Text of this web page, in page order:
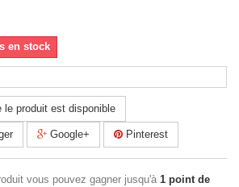
en stock
le produit est disponible
Google+ Pinterest
vous pouvez gagner jusqu'à 1 point de